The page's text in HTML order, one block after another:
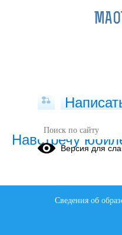
Навстречу
Версия для
Сведения об